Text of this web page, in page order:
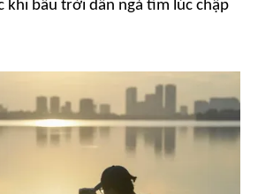
khi bầu trời dần ngả tím lúc chập